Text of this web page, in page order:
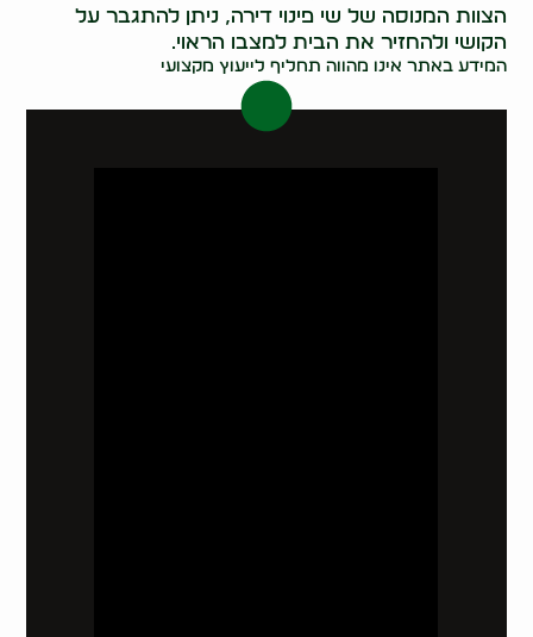
הצוות המנוסה של שי פינוי דירה, ניתן להתגבר על
הקושי ולהחזיר את הבית למצבו הראוי.
המידע באתר אינו מהווה תחליף לייעוץ מקצועי